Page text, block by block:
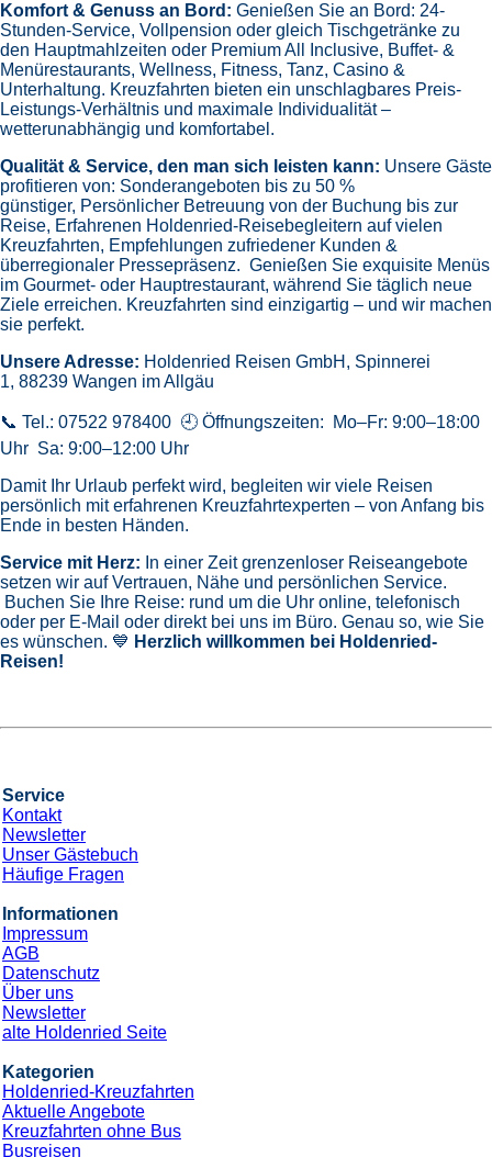
Komfort & Genuss an Bord: Genießen Sie an Bord: 24-
Stunden-Service, Vollpension oder gleich Tischgetränke zu
den Hauptmahlzeiten oder Premium All Inclusive, Buffet- &
Menürestaurants, Wellness, Fitness, Tanz, Casino &
Unterhaltung. Kreuzfahrten bieten ein unschlagbares Preis-
Leistungs-Verhältnis und maximale Individualität –
wetterunabhängig und komfortabel.
Qualität & Service, den man sich leisten kann: Unsere Gäste
profitieren von: Sonderangeboten bis zu 50 %
günstiger, Persönlicher Betreuung von der Buchung bis zur
Reise, Erfahrenen Holdenried-Reisebegleitern auf vielen
Kreuzfahrten, Empfehlungen zufriedener Kunden &
überregionaler Pressepräsenz. Genießen Sie exquisite Menüs
im Gourmet- oder Hauptrestaurant, während Sie täglich neue
Ziele erreichen. Kreuzfahrten sind einzigartig – und wir machen
sie perfekt.
Unsere Adresse: Holdenried Reisen GmbH, Spinnerei
1, 88239 Wangen im Allgäu
📞 Tel.: 07522 978400 🕘 Öffnungszeiten: Mo–Fr: 9:00–18:00
Uhr Sa: 9:00–12:00 Uhr
Damit Ihr Urlaub perfekt wird, begleiten wir viele Reisen
persönlich mit erfahrenen Kreuzfahrtexperten – von Anfang bis
Ende in besten Händen.
Service mit Herz: In einer Zeit grenzenloser Reiseangebote
setzen wir auf Vertrauen, Nähe und persönlichen Service.
Buchen Sie Ihre Reise: rund um die Uhr online, telefonisch
oder per E-Mail oder direkt bei uns im Büro. Genau so, wie Sie
es wünschen. 💙 Herzlich willkommen bei Holdenried-
Reisen!
Service
Kontakt
Newsletter
Unser Gästebuch
Häufige Fragen
Informationen
Impressum
AGB
Datenschutz
Über uns
Newsletter
alte Holdenried Seite
Kategorien
Holdenried-Kreuzfahrten
Aktuelle Angebote
Kreuzfahrten ohne Bus
Busreisen